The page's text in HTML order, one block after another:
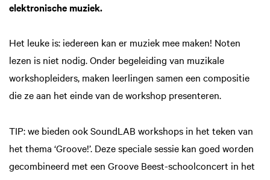
elektronische muziek.
Het leuke is: iedereen kan er muziek mee maken! Noten
lezen is niet nodig. Onder begeleiding van muzikale
workshopleiders, maken leerlingen samen een compositie
die ze aan het einde van de workshop presenteren.
TIP: we bieden ook SoundLAB workshops in het teken van
het thema ‘Groove!’. Deze speciale sessie kan goed worden
gecombineerd met een Groove Beest-schoolconcert in het